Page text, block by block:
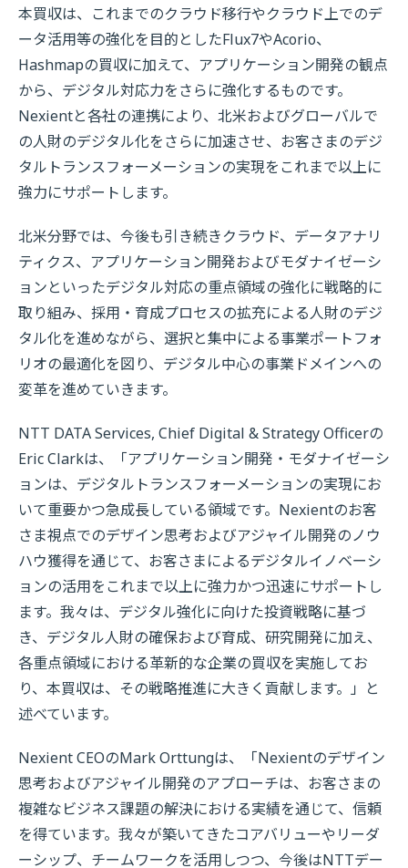
本買収は、これまでのクラウド移行やクラウド上でのデ
ータ活用等の強化を目的としたFlux7やAcorio、
Hashmapの買収に加えて、アプリケーション開発の観点
から、デジタル対応力をさらに強化するものです。
Nexientと各社の連携により、北米およびグローバルで
の人財のデジタル化をさらに加速させ、お客さまのデジ
タルトランスフォーメーションの実現をこれまで以上に
強力にサポートします。
北米分野では、今後も引き続きクラウド、データアナリ
ティクス、アプリケーション開発およびモダナイゼーシ
ョンといったデジタル対応の重点領域の強化に戦略的に
取り組み、採用・育成プロセスの拡充による人財のデジ
タル化を進めながら、選択と集中による事業ポートフォ
リオの最適化を図り、デジタル中心の事業ドメインへの
変革を進めていきます。
NTT DATA Services, Chief Digital & Strategy Officerの
Eric Clarkは、「アプリケーション開発・モダナイゼーシ
ョンは、デジタルトランスフォーメーションの実現にお
いて重要かつ急成長している領域です。Nexientのお客
さま視点でのデザイン思考およびアジャイル開発のノウ
ハウ獲得を通じて、お客さまによるデジタルイノベーシ
ョンの活用をこれまで以上に強力かつ迅速にサポートし
ます。我々は、デジタル強化に向けた投資戦略に基づ
き、デジタル人財の確保および育成、研究開発に加え、
各重点領域における革新的な企業の買収を実施してお
り、本買収は、その戦略推進に大きく貢献します。」と
述べています。
Nexient CEOのMark Orttungは、「Nexientのデザイン
思考およびアジャイル開発のアプローチは、お客さまの
複雑なビジネス課題の解決における実績を通じて、信頼
を得ています。我々が築いてきたコアバリューやリーダ
ーシップ、チームワークを活用しつつ、今後はNTTデー